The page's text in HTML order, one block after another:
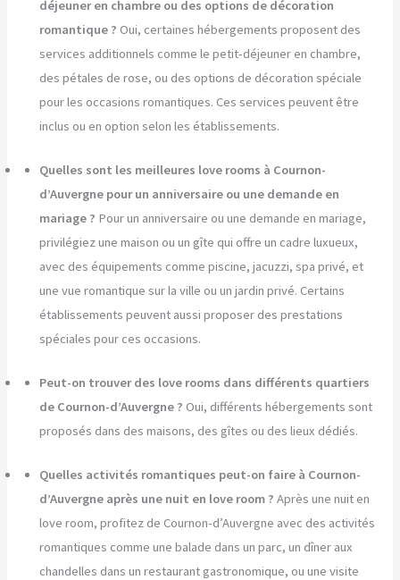
déjeuner en chambre ou des options de décoration
romantique ? Oui, certaines hébergements proposent des
services additionnels comme le petit-déjeuner en chambre,
des pétales de rose, ou des options de décoration spéciale
pour les occasions romantiques. Ces services peuvent être
inclus ou en option selon les établissements.
Quelles sont les meilleures love rooms à Cournon-
d’Auvergne pour un anniversaire ou une demande en
mariage ? Pour un anniversaire ou une demande en mariage,
privilégiez une maison ou un gîte qui offre un cadre luxueux,
avec des équipements comme piscine, jacuzzi, spa privé, et
une vue romantique sur la ville ou un jardin privé. Certains
établissements peuvent aussi proposer des prestations
spéciales pour ces occasions.
Peut-on trouver des love rooms dans différents quartiers
de Cournon-d’Auvergne ? Oui, différents hébergements sont
proposés dans des maisons, des gîtes ou des lieux dédiés.
Quelles activités romantiques peut-on faire à Cournon-
d’Auvergne après une nuit en love room ? Après une nuit en
love room, profitez de Cournon-d’Auvergne avec des activités
romantiques comme une balade dans un parc, un dîner aux
chandelles dans un restaurant gastronomique, ou une visite